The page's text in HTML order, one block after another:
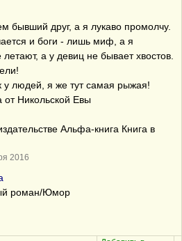
бывший друг, а я лукаво промолчу.
и боги - лишь миф, а я
а у девиц не бывает хвостов.
у людей, я же тут самая рыжая!
от Никольской Евы
Альфа-книга Книга в
2016
роман/Юмор